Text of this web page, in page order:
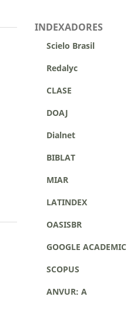
INDEXADORES
Scielo Brasil
Redalyc
CLASE
DOAJ
Dialnet
BIBLAT
MIAR
LATINDEX
OASISBR
GOOGLE ACADEMIC
SCOPUS
ANVUR: A